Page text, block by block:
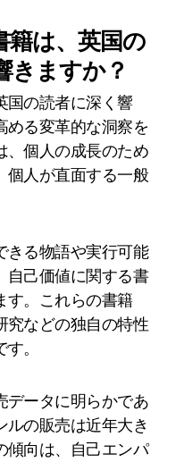
籍は、英国の
きますか？
国の読者に深く響
める変革的な洞察を
、個人の成長のため
個人が直面する一般
きる物語や実行可能
自己価値に関する書
す。これらの書籍
究などの独自の特性
。
データに明らかであ
ルの販売は近年大き
傾向は、自己エンパ